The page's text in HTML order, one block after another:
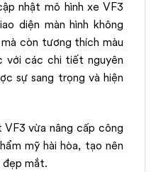
nhật mô hình xe VF3
diện màn hình không
còn tương thích màu
với các chi tiết nguyên
sự sang trọng và hiện
vừa nâng cấp công
mỹ hài hòa, tạo nên
đẹp mắt.